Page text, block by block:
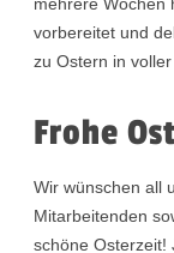
mehrere Wochen
vorbereitet und
zu Ostern in
Frohe
Wir wünschen all
Mitarbeitenden
schöne Osterzeit!